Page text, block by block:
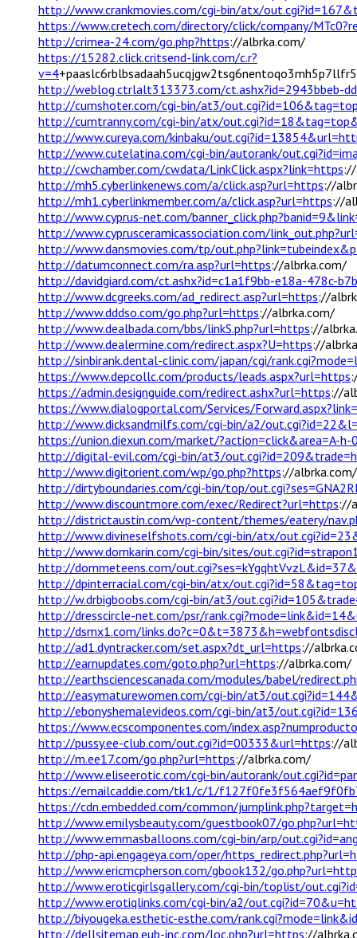
http://www.crankmovies.com/cgi-bin/atx/
https://www.cretech.com/directory/click/company/
http://crimea-24.com/go.php?https://albrka.com/
https://15282.click.critsend-link.com/c.r?
v=4
http://weblog.ctrlalt313373.com/ct.ashx?id=2943bbeb-
http://cumshoter.com/cgi-bin/at3/
http://cumtranny.com/cgi-bin/atx/
http://www.cureya.com/kinbaku/
http://www.cutelatina.com/cgi-bin/autorank/
http://cwchamber.com/cwdata/LinkClick.aspx?link=https
http://mh5.cyberlinkenews.com/a/click.asp?url=https://
http://mh1.cyberlinkmember.com/a/click.asp?url=https://
http://www.cyprus-net.com/
http://www.cyprusceramicassociation.com/
http://www.dansmovies.com/tp/
http://datumconnect.com/ra.asp?url=https://albrka.com/
http://davidgiard.com/ct.ashx?id=c1a1f9bb-e18a-478c-
http://www.dcgreeks.com/ad_redirect.asp?url=https://
http://www.dddso.com/go.php?url=https://albrka.com/
http://www.dealbada.com/bbs/linkS.php?url=https://
http://www.dealermine.com/redirect.aspx?U=https://
http://sinbirank.dental-clinic.com/japan/cgi/
https://www.depcollc.com/products/leads.aspx?url=https
https://admin.designguide.com/redirect.ashx?url=https://
https://www.dialogportal.com/Services/
http://www.dicksandmilfs.com/cgi-bin/a2/
https://union.diexun.com/market/?action=click&area=A-
http://digital-evil.com/cgi-bin/at3/
http://www.digitorient.com/wp/go.php?https://albrka.com/
http://dirtyboundaries.com/cgi-bin/top/
http://www.discountmore.com/exec/Redirect?url=https://
http://districtaustin.com/wp-content/themes/eatery/
http://www.divineselfshots.com/cgi-bin/atx/
http://www.domkarin.com/cgi-bin/sites/
http://dommeteens.com/
http://dpinterracial.com/cgi-bin/atx/
http://w.drbigboobs.com/cgi-bin/at3/
http://dresscircle-net.com/psr/
http://dsmx1.com/
http://ad1.dyntracker.com/set.aspx?dt_url=https://
http://earnupdates.com/goto.php?url=https://albrka.com/
http://earthsciencescanada.com/modules/babel/
http://easymaturewomen.com/cgi-bin/at3/
http://ebonyshemalevideos.com/cgi-bin/at3/
https://www.ecscomponentes.com/
http://pussy.ee-club.com/out.cgi?id=00333&url=https://
http://m.ee17.com/go.php?url=https://albrka.com/
http://www.eliseerotic.com/cgi-bin/autorank/
https://emailcaddie.com/tk1/c/1/
https://cdn.embedded.com/common/
http://www.emilysbeauty.com/guestbook07/
http://www.emmasballoons.com/cgi-bin/arp/
http://php-api.engageya.com/oper/
http://www.ericmcpherson.com/gbook132/
http://www.eroticgirlsgallery.com/cgi-bin/toplist/
http://www.erotiqlinks.com/cgi-bin/a2/
http://biyougeka.esthetic-esthe.com/
http://dellsitemap.eub-inc.com/loc.php?url=https://